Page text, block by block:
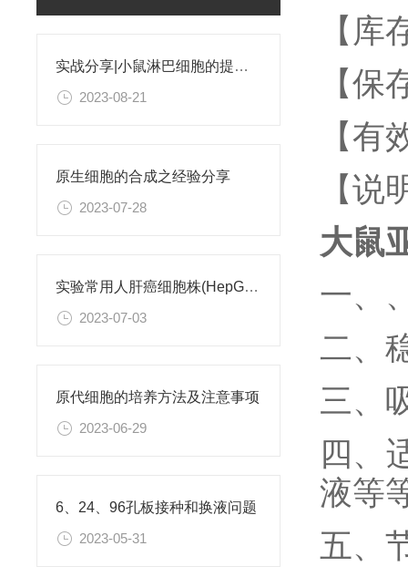
实战分享|小鼠淋巴细胞的提取和分选之经验小结
2023-08-21
原生细胞的合成之经验分享
2023-07-28
实验常用人肝癌细胞株(HepG2/Hep3B,HuH-7,MHCC97H,PLC/PRF/5)怎么选？
2023-07-03
原代细胞的培养方法及注意事项
2023-06-29
6、24、96孔板接种和换液问题
2023-05-31
【
【
【有
【
大鼠
一、
二、
三、
四、
液等
五、